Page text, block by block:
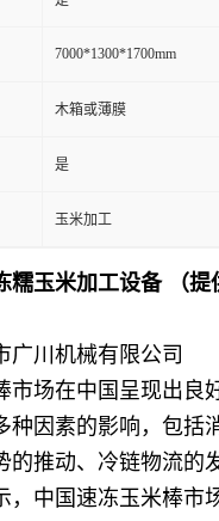
7000*1300*1700mm
木箱或薄膜
是
玉米加工
糯玉米加工设备 （提
川机械有限公司
市场在中国呈现出良
种因素的影响，包括
的推动、冷链物流的
，中国速冻玉米棒市